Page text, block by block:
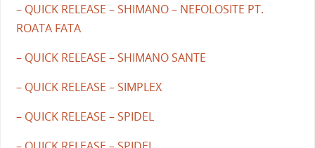
– QUICK RELEASE – SHIMANO – NEFOLOSITE PT.
ROATA FATA
– QUICK RELEASE – SHIMANO SANTE
– QUICK RELEASE – SIMPLEX
– QUICK RELEASE – SPIDEL